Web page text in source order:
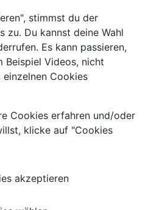
stimmst du der
zu. Du kannst deine Wahl
Es kann passieren,
Beispiel Videos, nicht
Cookies
Cookies erfahren und/oder
klicke auf "Cookies
akzeptieren